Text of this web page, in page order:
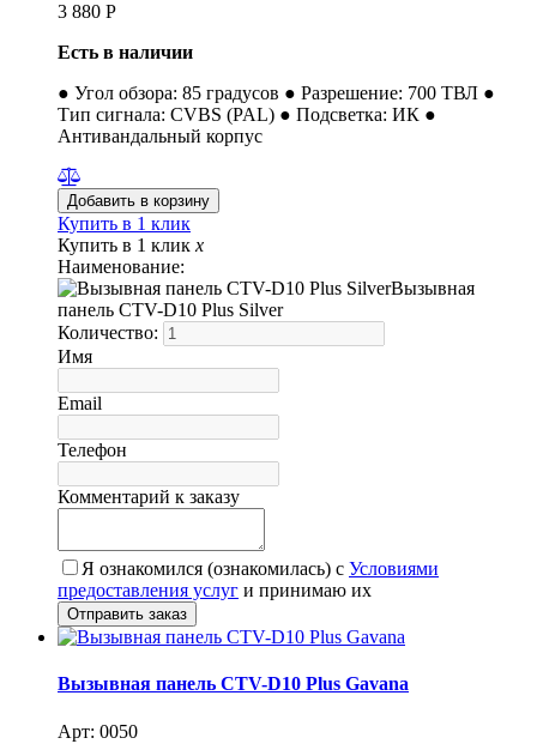
3 880 Р
Есть в наличии
● Угол обзора: 85 градусов ● Разрешение: 700 ТВЛ ●
Тип сигнала: CVBS (PAL) ● Подсветка: ИК ●
Антивандальный корпус
Купить в 1 клик
Купить в 1 клик x
Наименование:
Вызывная
панель CTV-D10 Plus Silver
Количество:
Имя
Email
Телефон
Комментарий к заказу
Я ознакомился (ознакомилась) с Условиями
предоставления услуг и принимаю их
Вызывная панель CTV-D10 Plus Gavana
Арт: 0050